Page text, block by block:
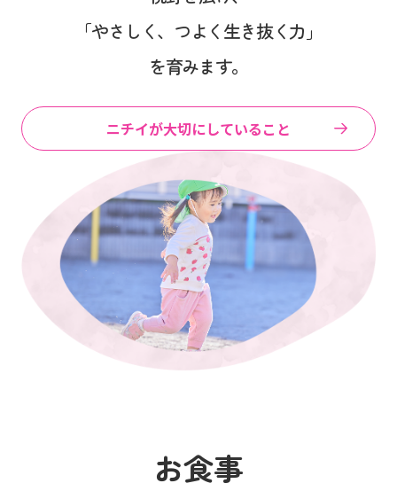
「やさしく、つよく生き抜く力」
を育みます。
ニチイが大切にしていること
お食事